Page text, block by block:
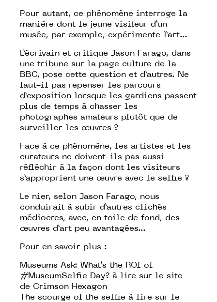
Pour autant, ce phénomène interroge la
manière dont le jeune visiteur d’un
musée, par exemple, expérimente l’art...
L’écrivain et critique Jason Farago, dans
une tribune sur la page culture de la
BBC, pose cette question et d’autres. Ne
faut-il pas repenser les parcours
d’exposition lorsque les gardiens passent
plus de temps à chasser les
photographes amateurs plutôt que de
surveiller les œuvres ?
Face à ce phénomène, les artistes et les
curateurs ne doivent-ils pas aussi
réfléchir à la façon dont les visiteurs
s’approprient une œuvre avec le selfie ?
Le nier, selon Jason Farago, nous
conduirait à subir d’autres clichés
médiocres, avec, en toile de fond, des
œuvres d’art peu avantagées...
Pour en savoir plus :
Museums Ask: What’s the ROI of
#MuseumSelfie Day? à lire sur le site
de Crimson Hexagon
The scourge of the selfie à lire sur le